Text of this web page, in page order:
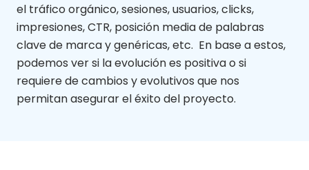
el tráfico orgánico, sesiones, usuarios,clicks,
impresiones, CTR, posición media de palabras
clave de marca y genéricas, etc. En base a estos,
podemos ver si la evolución es positiva o si
requiere decambios y evolutivos que nos
permitanasegurar el éxito del proyecto.